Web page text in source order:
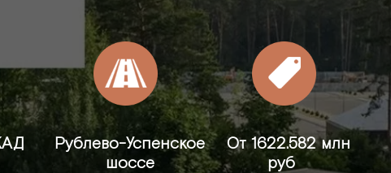
Рублево-Успенское
шоссе
От1622.582 млн
руб